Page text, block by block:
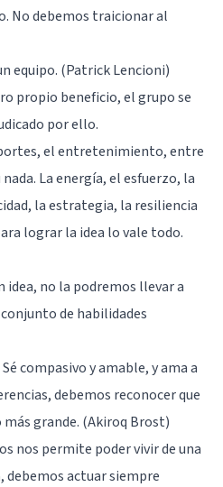
No debemos traicionar al
equipo. (Patrick Lencioni)
propio beneficio, el grupo se
por ello.
el entretenimiento, entre
La energía, el esfuerzo, la
la estrategia, la resiliencia
lograr la idea lo vale todo.
idea, no la podremos llevar a
de habilidades
compasivo y amable, y ama a
debemos reconocer que
grande. (Akiroq Brost)
nos permite poder vivir de una
debemos actuar siempre